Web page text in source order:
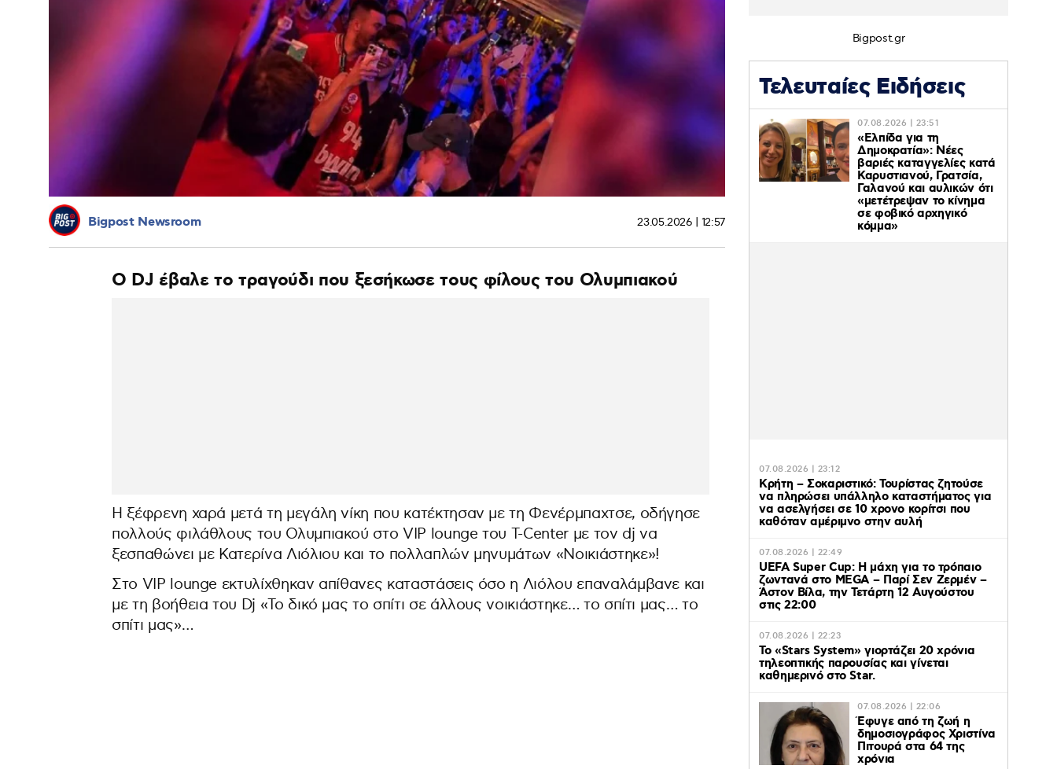
Bigpost Newsroom 23.05.2026 | 12:57
Ο DJ έβαλε το τραγούδι που ξεσήκωσε τους φίλους του Ολυμπιακού
Η ξέφρενη χαρά μετά τη μεγάλη νίκη που κατέκτησαν με τη Φενέρμπαχτσε, οδήγησε
πολλούς φιλάθλους του Ολυμπιακού στο VIP lounge του Τ-Center με τον dj να
ξεσπαθώνει με Κατερίνα Λιόλιου και το πολλαπλών μηνυμάτων «Νοικιάστηκε»!
Στο VIP lounge εκτυλίχθηκαν απίθανες καταστάσεις όσο η Λιόλου επαναλάμβανε και
με τη βοήθεια του Dj «Το δικό μας το σπίτι σε άλλους νοικιάστηκε… το σπίτι μας… το
σπίτι μας»…
Bigpost.gr
Τελευταίες Ειδήσεις
07.08.2026 | 23:51
«Ελπίδα για τη
Δημοκρατία»: Νέες
βαριές καταγγελίες κατά
Καρυστιανού, Γρατσία,
Γαλανού και αυλικών ότι
«μετέτρεψαν το κίνημα
σε φοβικό αρχηγικό
κόμμα»
07.08.2026 | 23:12
Κρήτη – Σοκαριστικό: Τουρίστας ζητούσε
να πληρώσει υπάλληλο καταστήματος για
να ασελγήσει σε 10 χρονο κορίτσι που
καθόταν αμέριμνο στην αυλή
07.08.2026 | 22:49
UEFA Super Cup: Η μάχη για το τρόπαιο
ζωντανά στο MEGA – Παρί Σεν Ζερμέν –
Άστον Βίλα, την Τετάρτη 12 Αυγούστου
στις 22:00
07.08.2026 | 22:23
Το «Stars System» γιορτάζει 20 χρόνια
τηλεοπτικής παρουσίας και γίνεται
καθημερινό στο Star.
07.08.2026 | 22:06
Έφυγε από τη ζωή η
δημοσιογράφος Χριστίνα
Πιτουρά στα 64 της
χρόνια